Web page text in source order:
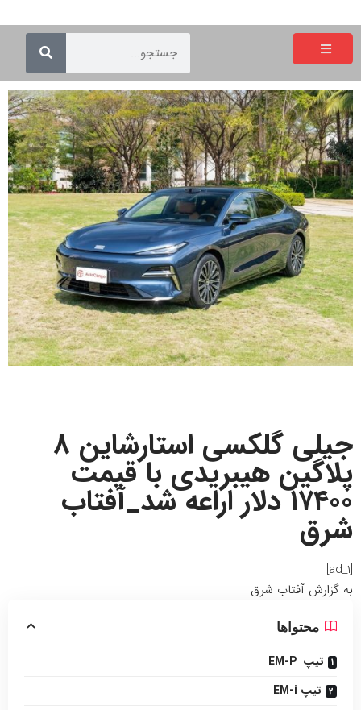
جیلی گلکسی استارشاین ۸
پلاگین هیبریدی با قیمت
۱۷۴۰۰ دلار اراعه شد_آفتاب
شرق
[ad_1]
به گزارش آفتاب شرق
محتواها
تیپ EM-P
تیپ EM-i